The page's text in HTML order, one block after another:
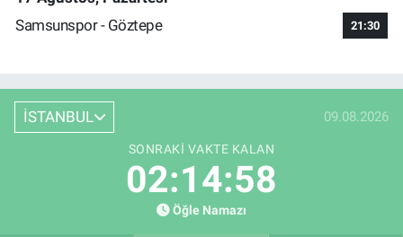
Samsunspor - Göztepe
21:30
İSTANBUL 09.08.2026
SONRAKI VAKTE KALAN
02:14:57
Öğle Namazı